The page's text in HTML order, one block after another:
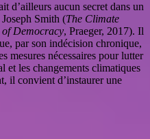
d’ailleurs aucun secret dans un
Smith (The Climate
Democracy, Praeger, 2017). Il
par son indécision chronique,
mesures nécessaires pour lutter
et les changements climatiques
il convient d’instaurer une